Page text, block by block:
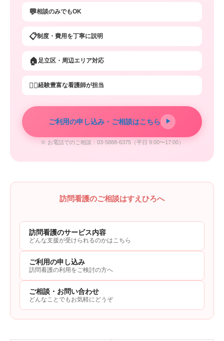
💬相談のみでもOK
📋制度・費用を丁寧に説明
🏠 足立区・周辺エリア対応
👩‍⚕️経験豊富な看護師が担当
ご利用の申し込み・ご相談はこちら ▶
※ お電話でのご相談：03-5888-6375（平日 9:00〜17:00）
訪問看護のご相談はすえひろへ
訪問看護のサービス内容
どんな支援が受けられるのかはこちら
ご利用の申し込み
訪問看護の利用をご検討の方へ
ご相談・お問い合わせ
どんなことでもお気軽にどうぞ